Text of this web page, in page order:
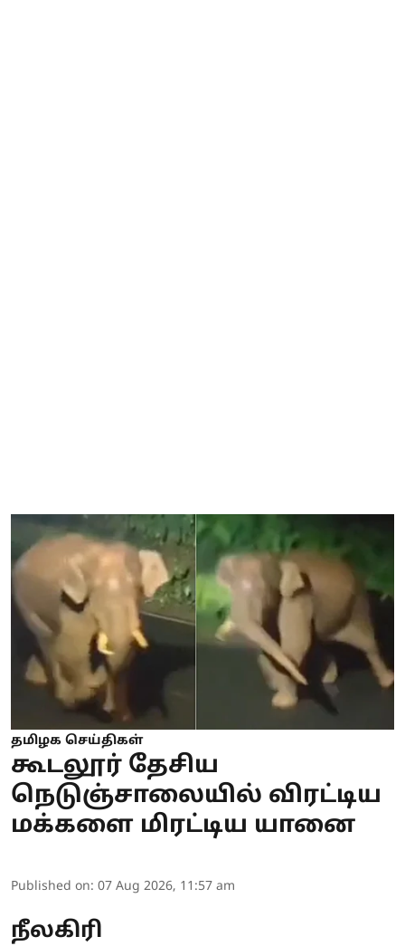
தமிழக செய்திகள்
கூடலூர் தேசிய
நெடுஞ்சாலையில் விரட்டிய
மக்களை மிரட்டிய யானை
Published on: 07 Aug 2026, 11:57 am
நீலகிரி